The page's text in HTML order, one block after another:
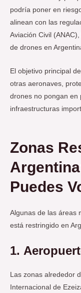
podría poner en
alinean con las
Aviación Civil
de drones en
El objetivo principal
otras aeronaves,
drones no pongan en
infraestructuras
Zonas
Puedes
Algunas de las áreas
está restringido en
1.
Las zonas alrededor
Internacional de